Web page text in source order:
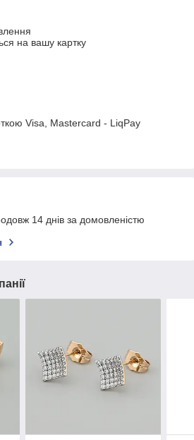
на вашу картку
Visa, Mastercard - LiqPay
14 днів за домовленістю